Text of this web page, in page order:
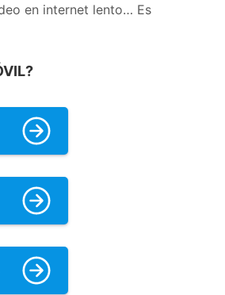
en internet lento… Es